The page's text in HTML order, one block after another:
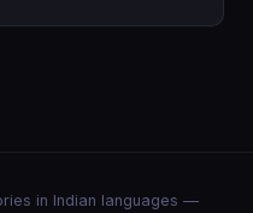
in Indian languages —